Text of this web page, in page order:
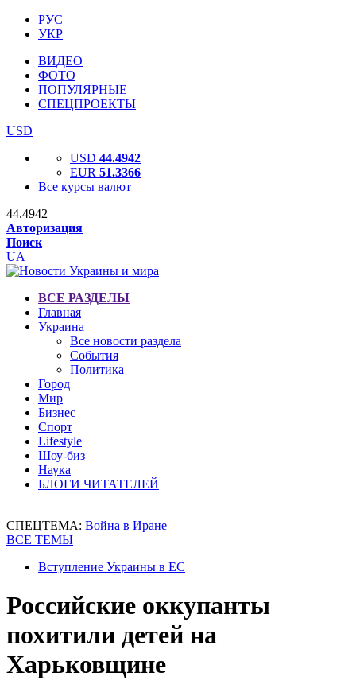
РУС
УКР
ВИДЕО
ФОТО
ПОПУЛЯРНЫЕ
СПЕЦПРОЕКТЫ
USD
USD 44.4942
EUR 51.3366
Все курсы валют
44.4942
Авторизация
Поиск
UA
ВСЕ РАЗДЕЛЫ
Главная
Украина
Все новости раздела
События
Политика
Город
Мир
Бизнес
Спорт
Lifestyle
Шоу-биз
Наука
БЛОГИ ЧИТАТЕЛЕЙ
СПЕЦТЕМА: Война в Иране
ВСЕ ТЕМЫ
Вступление Украины в ЕС
Российские оккупанты
похитили детей на
Харьковщине